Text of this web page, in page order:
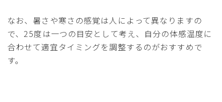
なお、暑さや寒さの感覚は人によって異なりますの
で、25度は一つの目安として考え、自分の体感温度に
合わせて適宜タイミングを調整するのがおすすめで
す。